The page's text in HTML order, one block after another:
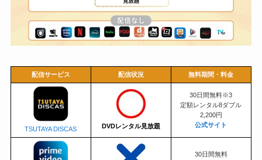
配信サービス 配信状況 無料期間・料金
TSUTAYA DISCAS DVDレンタル見放題
30日間無料※3
定額レンタル8ダブル
2,200円
公式サイト
30日間無料